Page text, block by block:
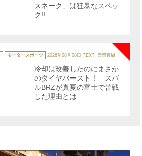
スネーク」は狂暴なスペッ
ク!!
モータースポーツ 2026年08月08日 TEXT: 雪岡直樹
冷却は改善したのにまさか
のタイヤバースト！ スバ
ルBRZが真夏の富士で苦戦
した理由とは